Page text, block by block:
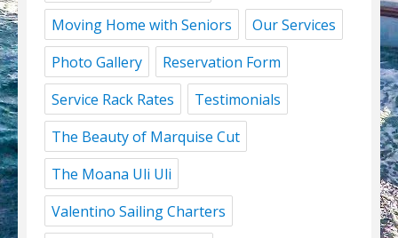
Moving Home with Seniors
Our Services
Photo Gallery
Reservation Form
Service Rack Rates
Testimonials
The Beauty of Marquise Cut
The Moana Uli Uli
Valentino Sailing Charters